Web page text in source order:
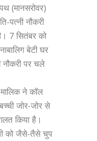
(मानसरोवर)
पत्नी नौकरी
7 सितंबर को
बेटी घर
पर चले
ने कॉल
जोर-जोर से
किया है।
को जैसे-तैसे चुप